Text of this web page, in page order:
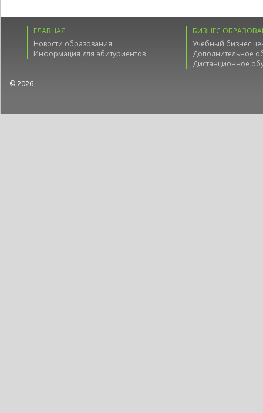
ГЛАВНАЯ
Новости образования
Информация для абитуриентов
БИЗНЕС
Учебный бизнес
Дополнительное
Дистанционное
© 2026